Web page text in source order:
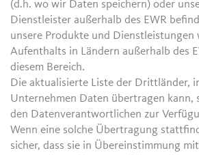
(d.h. wo wir Daten speichern) oder
Dienstleister außerhalb des EWR
unsere Produkte und Dienstleistungen
Aufenthalts in Ländern außerhalb des
diesem Bereich.
Die aktualisierte Liste der Drittländer,
Unternehmen Daten übertragen kann,
den Datenverantwortlichen zur
Wenn eine solche Übertragung
sicher, dass sie in Übereinstimmung